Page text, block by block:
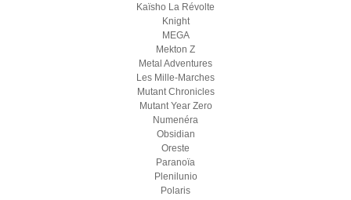
Kaïsho La Révolte
Knight
MEGA
Mekton Z
Metal Adventures
Les Mille-Marches
Mutant Chronicles
Mutant Year Zero
Numenéra
Obsidian
Oreste
Paranoïa
Plenilunio
Polaris